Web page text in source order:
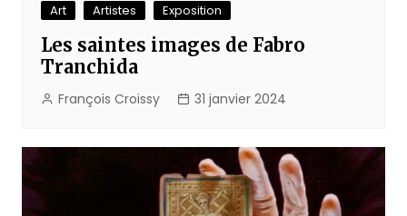
Art Artistes Exposition
Les saintes images de Fabro
Tranchida
François Croissy 31 janvier 2024